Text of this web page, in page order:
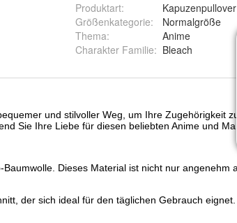
Produktart:
Kapuzenpullover
Größenkategorie:
Normalgröße
Thema:
Anime
Charakter Familie: Bleach